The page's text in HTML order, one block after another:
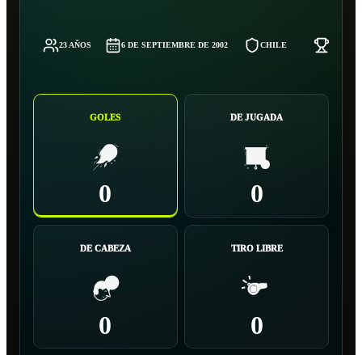
23 AÑOS 6 DE SEPTIEMBRE DE 2002 CHILE
GOLES
0
DE JUGADA
0
DE CABEZA
0
TIRO LIBRE
0